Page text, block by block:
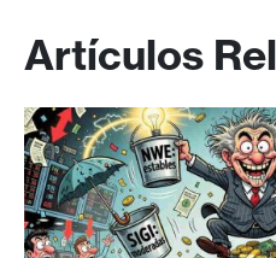
Artículos